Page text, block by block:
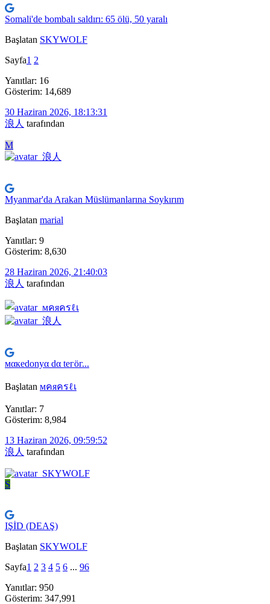
Somali'de bombalı saldırı: 65 ölü, 50 yaralı
Başlatan SKYWOLF
Sayfa1 2
Yanıtlar: 16
Gösterim: 14,689
30 Haziran 2026, 18:13:31
浪人 tarafından
M
Myanmar'da Arakan Müslümanlarına Soykırım
Başlatan marial
Yanıtlar: 9
Gösterim: 8,630
28 Haziran 2026, 21:40:03
浪人 tarafından
мαкedonуα dα teгöг...
Başlatan мคяครℓเ
Yanıtlar: 7
Gösterim: 8,984
13 Haziran 2026, 09:59:52
浪人 tarafından
S
IŞİD (DEAŞ)
Başlatan SKYWOLF
Sayfa1 2 3 4 5 6 ... 96
Yanıtlar: 950
Gösterim: 347,991